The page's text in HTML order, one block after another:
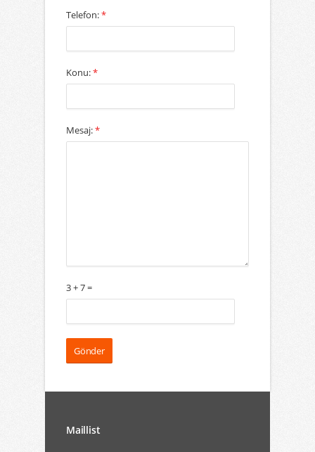
Telefon:*
Konu:*
Mesaj:*
3 + 7 =
Maillist